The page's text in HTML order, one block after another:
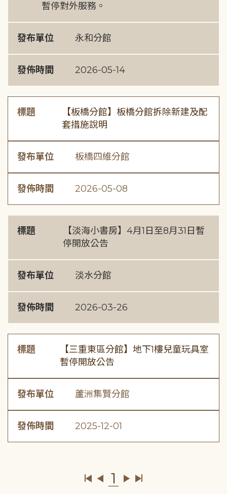
暫停對外服務。
發布單位 永和分館
發佈時間 2026-05-14
標題
【板橋分館】板橋分館拆除新建及配
套措施說明
發布單位 板橋四維分館
發佈時間 2026-05-08
標題
【淡海小書房】4月1日至8月31日暫
停開放公告
發布單位 淡水分館
發佈時間 2026-03-26
標題
【三重東區分館】地下1樓兒童玩具室
暫停開放公告
發布單位 蘆洲集賢分館
發佈時間 2025-12-01
1